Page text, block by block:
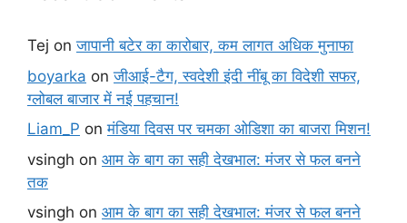
Tej onजापानी बटेर का कारोबार, कम लागत अधिक मुनाफा
boyarka onजीआई-टैग, स्वदेशी इंदी नींबू का विदेशी सफर,
ग्लोबल बाजार में नई पहचान!
Liam_P onमंडिया दिवस पर चमका ओडिशा का बाजरा मिशन!
vsingh on आम के बाग का सही देखभाल: मंजर से फल बनने
तक
vsingh on आम के बाग का सही देखभाल: मंजर से फल बनने